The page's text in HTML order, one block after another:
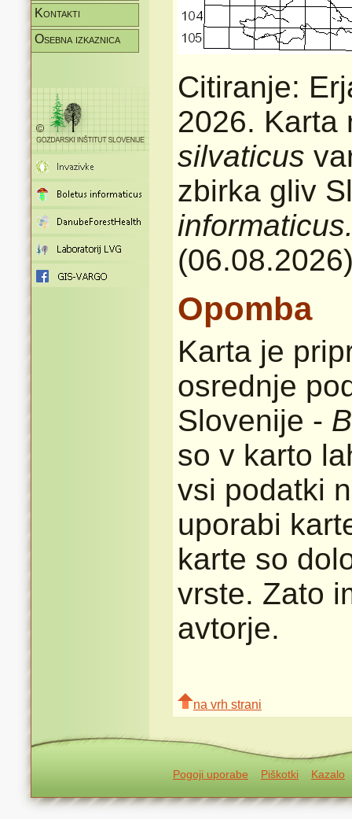
Kontakti
Osebna izkaznica
Citiranje:
2026.
silvaticus
zbirka gliv
Opomba
Karta je
osrednje
Slovenije -
so v karto
vsi podatki
uporabi
karte so
vrste. Zato
avtorje.
na vrh strani
Pogoji uporabe Piškotki Kazalo